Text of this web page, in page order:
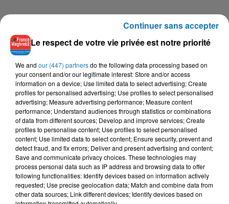
Le respect de votre vie privée est notre priorité
We and our (447) partnersdo the following data processing based on
your consent and/or our legitimate interest: Store and/or access
information on a device; Use limited data to select advertising; Create
profiles for personalised advertising; Use profiles to select personalised
advertising; Measure advertising performance; Measure content
performance; Understand audiences through statistics or combinations
of data from different sources; Develop and improve services; Create
profiles to personalise content; Use profiles to select personalised
content; Use limited data to select content; Ensure security, prevent and
detect fraud, and fix errors; Deliver and present advertising and content;
Save and communicate privacy choices. These technologies may
process personal data such as IP address and browsing data to offer
following functionalities: Identify devices based on information actively
requested; Use precise geolocation data; Match and combine data from
other data sources; Link different devices; Identify devices based on
Continuer sans accepter